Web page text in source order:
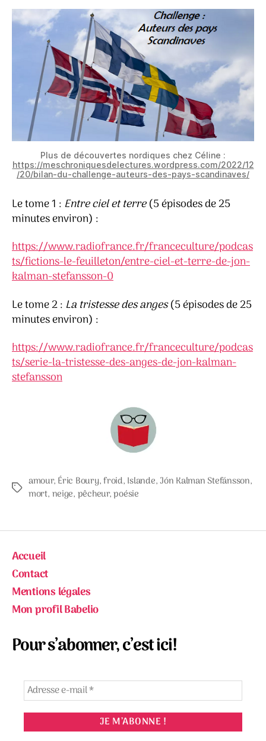
Plus de découvertes nordiques chez Céline :
https://meschroniquesdelectures.wordpress.com/2022/12
/20/bilan-du-challenge-auteurs-des-pays-scandinaves/
Le tome 1 : Entre ciel et terre(5 épisodes de 25
minutes environ) :
https://www.radiofrance.fr/franceculture/podcas
ts/fictions-le-feuilleton/entre-ciel-et-terre-de-jon-
kalman-stefansson-0
Le tome 2 : La tristesse des anges(5 épisodes de 25
minutes environ) :
https://www.radiofrance.fr/franceculture/podcas
ts/serie-la-tristesse-des-anges-de-jon-kalman-
stefansson
Étiquettes
amour, Éric Boury,froid, Islande,Jón Kalman Stefánsson,
mort, neige, pêcheur,poésie
Accueil
Contact
Mentions légales
Mon profil Babelio
Pour s’abonner, c’est ici!